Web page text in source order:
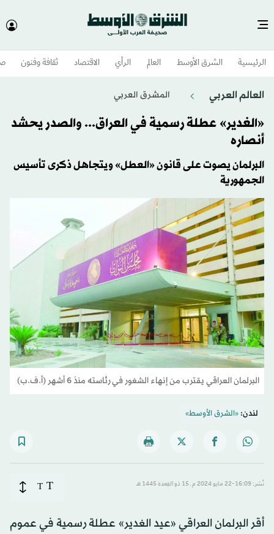
الرئيسية الشرق الأوسط​ العالم الرأي الاقتصاد ثقافة وفنون
العالم العربي المشرق العربي
«الغدير» عطلة رسمية في العراق... والصدر يحشد
أنصاره
البرلمان يصوت على قانون «العطل» ويتجاهل ذكرى تأسيس
الجمهورية
البرلمان العراقي يقترب من إنهاء الشغور في رئاسته منذ 6 أشهر (أ.ف.ب)
لندن:«الشرق الأوسط»
نُشر: 16:09-22 مايو 2024 م ـ 15 ذو القِعدة 1445 هـ T
T
أقر البرلمان العراقي «عيد الغدير» عطلة رسمية في عموم